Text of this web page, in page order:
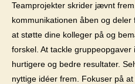
Teamprojekter skrider jævnt
kommunikationen åben og
at støtte dine kolleger på og
forskel. At tackle
hurtigere og bedre resultater.
nyttige idéer frem. Fokuser på